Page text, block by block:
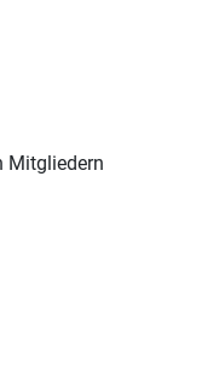
Mitgliedern